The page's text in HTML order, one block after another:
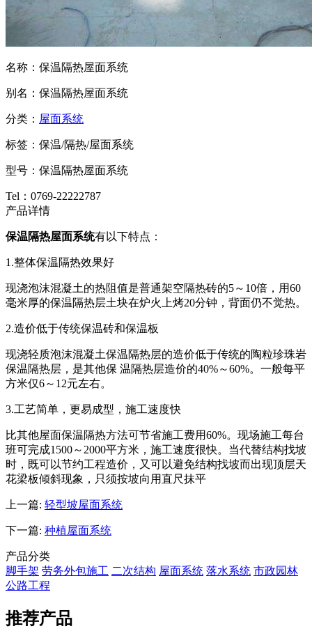
名称：保温隔热屋面系统
别名：保温隔热屋面系统
分类： 屋面系统
标签：保温/隔热/屋面系统
型号：保温隔热屋面系统
Tel：0769-22222787
产品详情
保温隔热屋面系统有以下特点：
1.整体保温隔热效果好
现浇泡沫混凝土的热阻值是普通架空隔热砖的5～10倍，用60
毫米厚的保温隔热层土块在炉火上烤20分钟，背面仍不觉热。
2.造价低于传统保温砖和保温板
现浇轻质泡沫混凝土保温隔热层的造价低于传统的陶粒珍珠岩
保温隔热层，是其他保 温隔热层造价的40%～60%。一般每平
方米仅6～12元左右。
3.工艺简单，更易成型，施工速度快
比其他屋面保温隔热方法可节省施工费用60%。现场施工每台
班可完成1500～2000平方米，施工速度很快。当代替结构找坡
时，既可以节约工程造价，又可以避免结构找坡而出现顶层天
花梁板倾斜现象，只须按坡向用直尺抹平
上一篇: 轻型坡屋面系统
下一篇: 种植屋面系统
产品分类
脚手架 劳务外包施工 二次结构 屋面系统 落水系统 市政园林
公路工程
推荐产品